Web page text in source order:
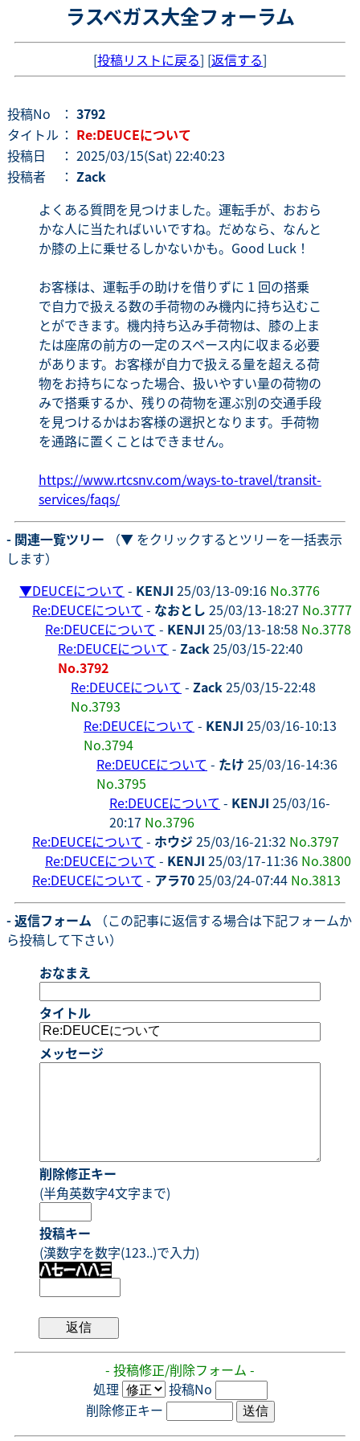
ラスベガス大全フォーラム
[投稿リストに戻る] [返信する]
投稿No ： 3792
タイトル ： Re:DEUCEについて
投稿日
： 2025/03/15(Sat) 22:40:23
投稿者
： Zack
よくある質問を見つけました。運転手が、おおら
かな人に当たればいいですね。だめなら、なんと
か膝の上に乗せるしかないかも。Good Luck！
お客様は、運転手の助けを借りずに 1 回の搭乗
で自力で扱える数の手荷物のみ機内に持ち込むこ
とができます。機内持ち込み手荷物は、膝の上ま
たは座席の前方の一定のスペース内に収まる必要
があります。お客様が自力で扱える量を超える荷
物をお持ちになった場合、扱いやすい量の荷物の
みで搭乗するか、残りの荷物を運ぶ別の交通手段
を見つけるかはお客様の選択となります。手荷物
を通路に置くことはできません。
https://www.rtcsnv.com/ways-to-travel/transit-
services/faqs/
- 関連一覧ツリー （▼ をクリックするとツリーを一括表示
します）
▼DEUCEについて - KENJI 25/03/13-09:16 No.3776
Re:DEUCEについて - なおとし 25/03/13-18:27 No.3777
Re:DEUCEについて - KENJI 25/03/13-18:58 No.3778
Re:DEUCEについて - Zack25/03/15-22:40
No.3792
Re:DEUCEについて - Zack25/03/15-22:48
No.3793
Re:DEUCEについて - KENJI 25/03/16-10:13
No.3794
Re:DEUCEについて - たけ 25/03/16-14:36
No.3795
Re:DEUCEについて - KENJI 25/03/16-
20:17 No.3796
Re:DEUCEについて - ホウジ25/03/16-21:32 No.3797
Re:DEUCEについて - KENJI 25/03/17-11:36 No.3800
Re:DEUCEについて - アラ7025/03/24-07:44 No.3813
- 返信フォーム （この記事に返信する場合は下記フォームか
ら投稿して下さい）
おなまえ
タイトル
メッセージ
削除修正キー
(半角英数字4文字まで)
投稿キー
(漢数字を数字(123..)で入力)
- 投稿修正/削除フォーム -
処理
投稿No
削除修正キー